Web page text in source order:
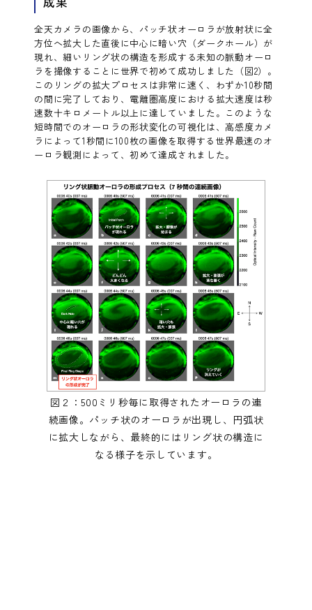
全天カメラの画像から、パッチ状オーロラが放射状に全
方位へ拡大した直後に中心に暗い穴（ダークホール）が
現れ、細いリング状の構造を形成する未知の脈動オーロ
ラを撮像することに世界で初めて成功しました（図2）。
このリングの拡大プロセスは非常に速く、わずか10秒間
の間に完了しており、電離圏高度における拡大速度は秒
速数十キロメートル以上に達していました。このような
短時間でのオーロラの形状変化の可視化は、高感度カメ
ラによって1秒間に100枚の画像を取得する世界最速のオ
ーロラ観測によって、初めて達成されました。
図２：500ミリ秒毎に取得されたオーロラの連
続画像。パッチ状のオーロラが出現し、円弧状
に拡大しながら、最終的にはリング状の構造に
なる様子を示しています。